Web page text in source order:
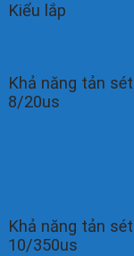
Kiểu lắp
Khả năng tản sét
8/20us
Khả năng tản sét
10/350us